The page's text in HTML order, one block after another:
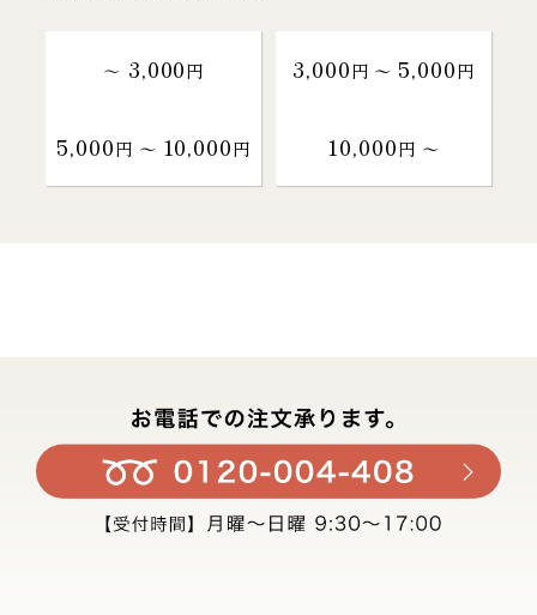
～ 3,000円 3,000円 〜 5,000円
5,000円 〜 10,000円 10,000円 〜